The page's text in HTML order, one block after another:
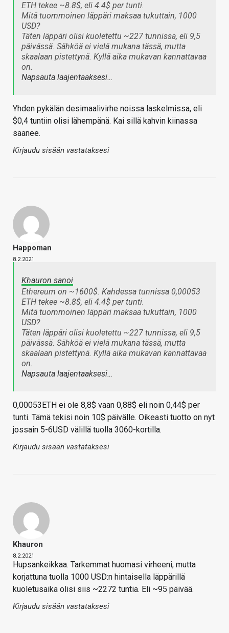
ETH tekee ~8.8$, eli 4.4$ per tunti.
Mitä tuommoinen läppäri maksaa tukuttain, 1000
USD?
Täten läppäri olisi kuoletettu ~227 tunnissa, eli 9,5
päivässä. Sähköä ei vielä mukana tässä, mutta
skaalaan pistettynä. Kyllä aika mukavan kannattavaa
on.
Napsauta laajentaaksesi…
Yhden pykälän desimaalivirhe noissa laskelmissa, eli
$0,4 tuntiin olisi lähempänä. Kai sillä kahvin kiinassa
saanee.
Kirjaudu sisään vastataksesi
Happoman
8.2.2021
Khauron sanoi
Ethereum on ~1600$. Kahdessa tunnissa 0,00053
ETH tekee ~8.8$, eli 4.4$ per tunti.
Mitä tuommoinen läppäri maksaa tukuttain, 1000
USD?
Täten läppäri olisi kuoletettu ~227 tunnissa, eli 9,5
päivässä. Sähköä ei vielä mukana tässä, mutta
skaalaan pistettynä. Kyllä aika mukavan kannattavaa
on.
Napsauta laajentaaksesi…
0,00053ETH ei ole 8,8$ vaan 0,88$ eli noin 0,44$ per
tunti. Tämä tekisi noin 10$ päivälle. Oikeasti tuotto on nyt
jossain 5-6USD välillä tuolla 3060-kortilla.
Kirjaudu sisään vastataksesi
Khauron
8.2.2021
Hupsankeikkaa. Tarkemmat huomasi virheeni, mutta
korjattuna tuolla 1000 USD:n hintaisella läppärillä
kuoletusaika olisi siis ~2272 tuntia. Eli ~95 päivää.
Kirjaudu sisään vastataksesi